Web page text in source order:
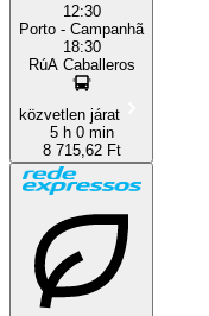
12:30
Porto - Campanhã
18:30
RúA Caballeros
közvetlen járat
5 h 0 min
8 715,62 Ft